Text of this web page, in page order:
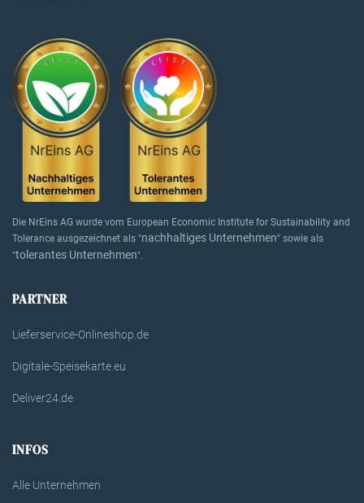
Die NrEins AG wurde vom European Economic Institute for Sustainability and
Tolerance ausgezeichnet als "nachhaltiges Unternehmen" sowie als
"tolerantes Unternehmen".
PARTNER
Lieferservice-Onlineshop.de
Digitale-Speisekarte.eu
Deliver24.de
INFOS
Alle Unternehmen